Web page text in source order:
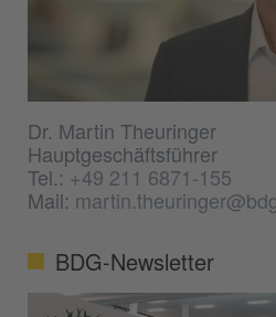
Dr. Martin Theuringer
Hauptgeschäftsführer
Tel.:+49 211 6871-155
Mail:
BDG-Newsletter